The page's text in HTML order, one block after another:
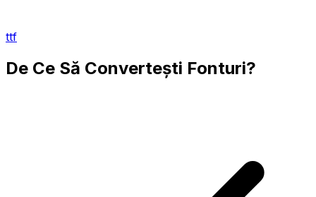
ttf
De Ce Să Convertești Fonturi?